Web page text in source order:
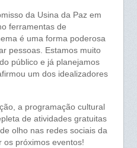
da Usina da Paz em
ferramentas de
é uma forma poderosa
pessoas. Estamos muito
público e já planejamos
um dos idealizadores
a programação cultural
de atividades gratuitas
olho nas redes sociais da
os próximos eventos!